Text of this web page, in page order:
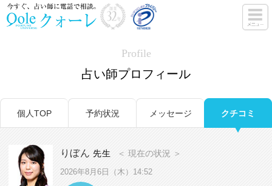
Profile
占い師プロフィール
個人TOP 予約状況 メッセージ クチコミ
りぼん 先生 ＜ 現在の状況 ＞
2026年8月6日（木）14:52